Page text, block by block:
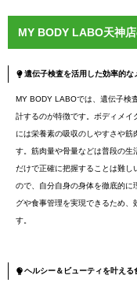
MY BODY LABO天神
遺伝子検査を活用した効率的な
MY BODY LABOでは、遺伝子検
計するのが特徴です。ボディメイ
には栄養素の吸収のしやすさや筋
す。筋肉量や骨量などは普段の生
だけで正確に把握することは難
ので、自分自身の身体を徹底的に
グや食事管理を実現できるため
す。
ヘルシー＆ビューティを叶える